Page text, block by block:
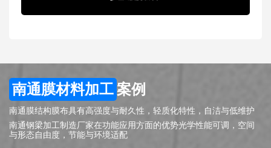
南通膜材料加工 案例
南通膜结构膜布具有高强度与耐久性，轻质化特性，自洁与低维护
南通钢梁加工制造厂家在功能应用方面的优势光学性能可调，空间
与形态自由度，节能与环境适配